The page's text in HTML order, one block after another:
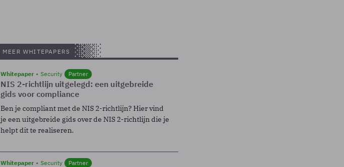
MEER WHITEPAPERS
Whitepaper Security Partner
NIS 2-richtlijn uitgelegd: een uitgebreide
gids voor compliance
Ben je compliant met de NIS 2-richtlijn? Hier vind
je een uitgebreide gids over de NIS 2-richtlijn die je
helpt dit te realiseren.
Whitepaper Security Partner